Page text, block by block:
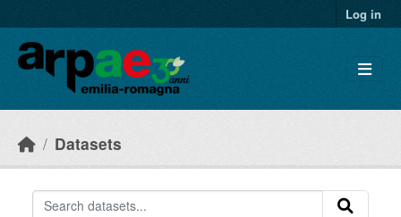
Log in
Datasets